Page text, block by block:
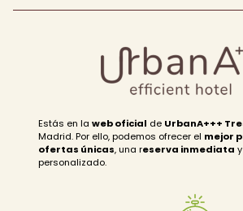
Estás en laweb oficial de UrbanA+++
Madrid. Por ello, podemos ofrecer el mejor
ofertas únicas, una reserva inmediata
personalizado.